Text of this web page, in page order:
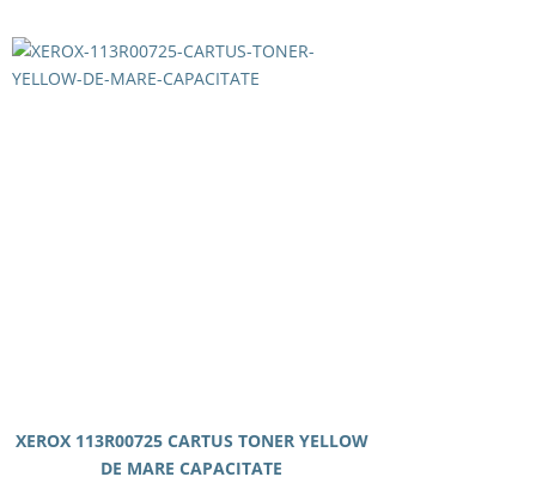
XEROX 113R00725 CARTUS TONER YELLOW
DE MARE CAPACITATE